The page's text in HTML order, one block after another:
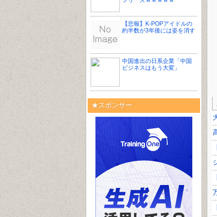
【悲報】K-POPアイドルの
約半数が3年後には姿を消す
中国進出の日系企業「中国
ビジネスはもう大変」
★スポンサー